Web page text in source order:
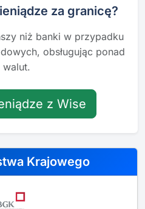
za granicę?
niż banki w przypadku
obsługując ponad
walut.
z Wise
Krajowego